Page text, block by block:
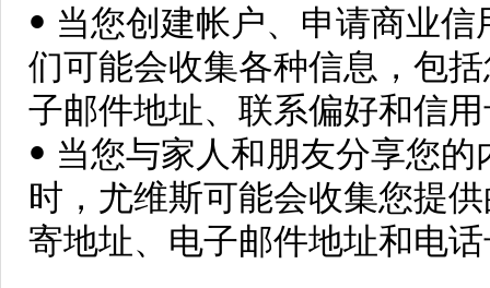
• 当您创建帐户、申请商业
们可能会收集各种信息，包
子邮件地址、联系偏好和信
• 当您与家人和朋友分享您
时，尤维斯可能会收集您提
寄地址、电子邮件地址和电